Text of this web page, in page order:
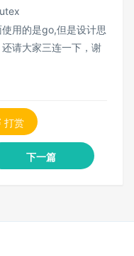
utex
用的是go,但是设计思
请大家三连一下，谢
打赏
下一篇